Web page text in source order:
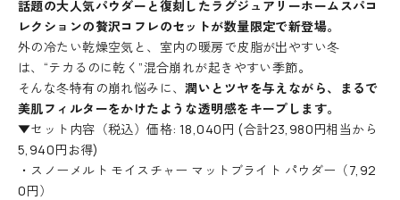
話題の大人気パウダーと復刻したラグジュアリーホームスパコ
レクションの贅沢コフレのセットが数量限定で新登場。
外の冷たい乾燥空気と、室内の暖房で皮脂が出やすい冬
は、“テカるのに乾く”混合崩れが起きやすい季節。
そんな冬特有の崩れ悩みに、潤いとツヤを与えながら、まるで
美肌フィルターをかけたような透明感をキープします。
▼セット内容（税込）価格: 18,040円 (合計23,980円相当から
5,940円お得)
・ スノーメルト モイスチャー マットブライト パウダー（7,92
0円）